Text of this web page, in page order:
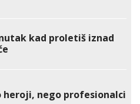
kad proletiš iznad
heroji, nego profesionalci